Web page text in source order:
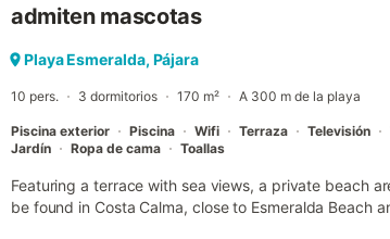
admiten mascotas
Playa Esmeralda, Pájara
10 pers. 3 dormitorios 170 m² A 300 m de la playa
Piscina exterior Piscina Wifi Terraza Televisión
Jardín
Ropa de cama Toallas
Featuring a terrace with sea views, a private beach
be found in Costa Calma, close to Esmeralda Beach